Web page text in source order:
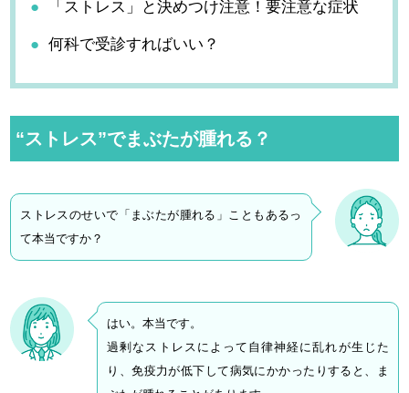
「ストレス」と決めつけ注意！要注意な症状
何科で受診すればいい？
“ストレス”でまぶたが腫れる？
ストレスのせいで「まぶたが腫れる」こともあるっ
て本当ですか？
はい。本当です。
過剰なストレスによって自律神経に乱れが生じた
り、免疫力が低下して病気にかかったりすると、ま